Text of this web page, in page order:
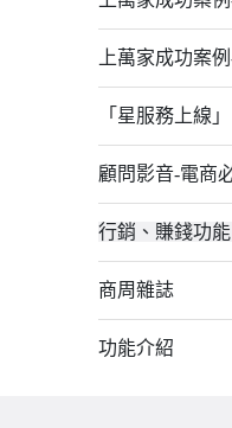
上萬家成功案
「星服務上線」
顧問影音-電商
行銷、賺錢功
商周雜誌
功能介紹